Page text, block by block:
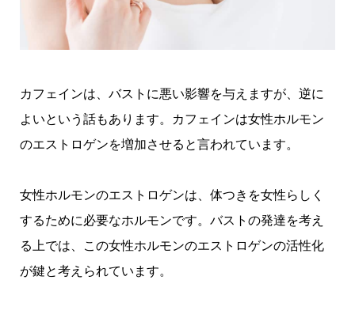
カフェインは、バストに悪い影響を与えますが、逆に
よいという話もあります。カフェインは女性ホルモン
のエストロゲンを増加させると言われています。
女性ホルモンのエストロゲンは、体つきを女性らしく
するために必要なホルモンです。バストの発達を考え
る上では、この女性ホルモンのエストロゲンの活性化
が鍵と考えられています。